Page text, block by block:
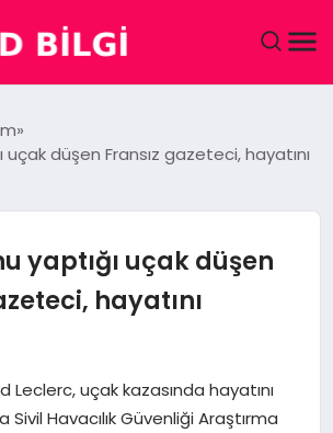
uçak düşen Fransız gazeteci, hayatını
yaptığı uçak düşen
hayatını
uçak kazasında hayatını
Havacılık Güvenliği Araştırma